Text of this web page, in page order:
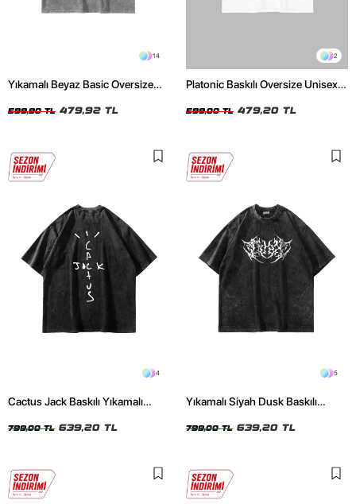
14
Yıkamalı Beyaz Basic Oversize
599,90 TL 479,92 TL
2
Platonic Baskılı Oversize Unisex
599,00 TL 479,20 TL
4
Cactus Jack Baskılı Yıkamalı
799,00 TL 639,20 TL
5
Yıkamalı Siyah Dusk Baskılı
799,00 TL 639,20 TL